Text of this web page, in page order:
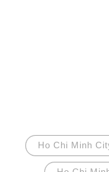
Ho Chi Minh